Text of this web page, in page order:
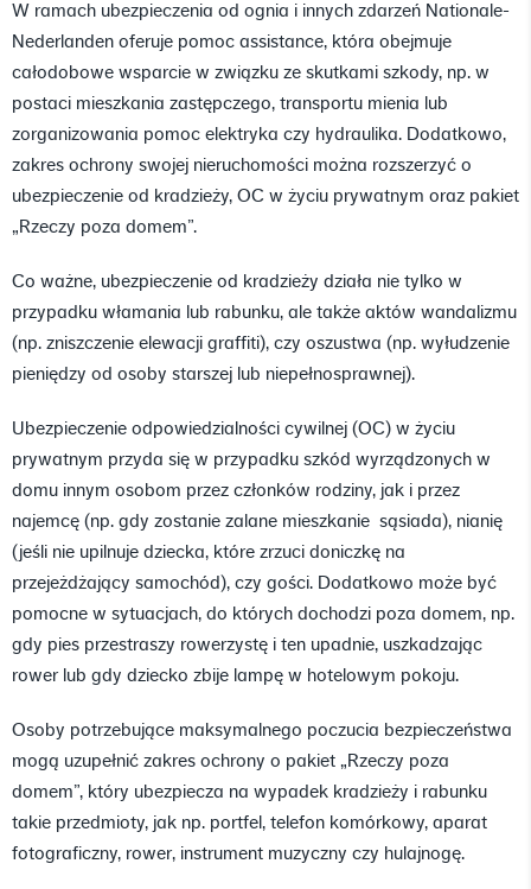
W ramach ubezpieczenia od ognia i innych zdarzeń Nationale-
Nederlanden oferuje pomoc assistance, która obejmuje
całodobowe wsparcie w związku ze skutkami szkody, np. w
postaci mieszkania zastępczego, transportu mienia lub
zorganizowania pomoc elektryka czy hydraulika. Dodatkowo,
zakres ochrony swojej nieruchomości można rozszerzyć o
ubezpieczenie od kradzieży, OC w życiu prywatnym oraz pakiet
„Rzeczy poza domem”.
Co ważne, ubezpieczenie od kradzieży działa nie tylko w
przypadku włamania lub rabunku, ale także aktów wandalizmu
(np. zniszczenie elewacji graffiti), czy oszustwa (np. wyłudzenie
pieniędzy od osoby starszej lub niepełnosprawnej).
Ubezpieczenie odpowiedzialności cywilnej (OC) w życiu
prywatnym przyda się w przypadku szkód wyrządzonych w
domu innym osobom przez członków rodziny, jak i przez
najemcę (np. gdy zostanie zalane mieszkanie sąsiada), nianię
(jeśli nie upilnuje dziecka, które zrzuci doniczkę na
przejeżdżający samochód), czy gości. Dodatkowo może być
pomocne w sytuacjach, do których dochodzi poza domem, np.
gdy pies przestraszy rowerzystę i ten upadnie, uszkadzając
rower lub gdy dziecko zbije lampę w hotelowym pokoju.
Osoby potrzebujące maksymalnego poczucia bezpieczeństwa
mogą uzupełnić zakres ochrony o pakiet „Rzeczy poza
domem”, który ubezpiecza na wypadek kradzieży i rabunku
takie przedmioty, jak np. portfel, telefon komórkowy, aparat
fotograficzny, rower, instrument muzyczny czy hulajnogę.